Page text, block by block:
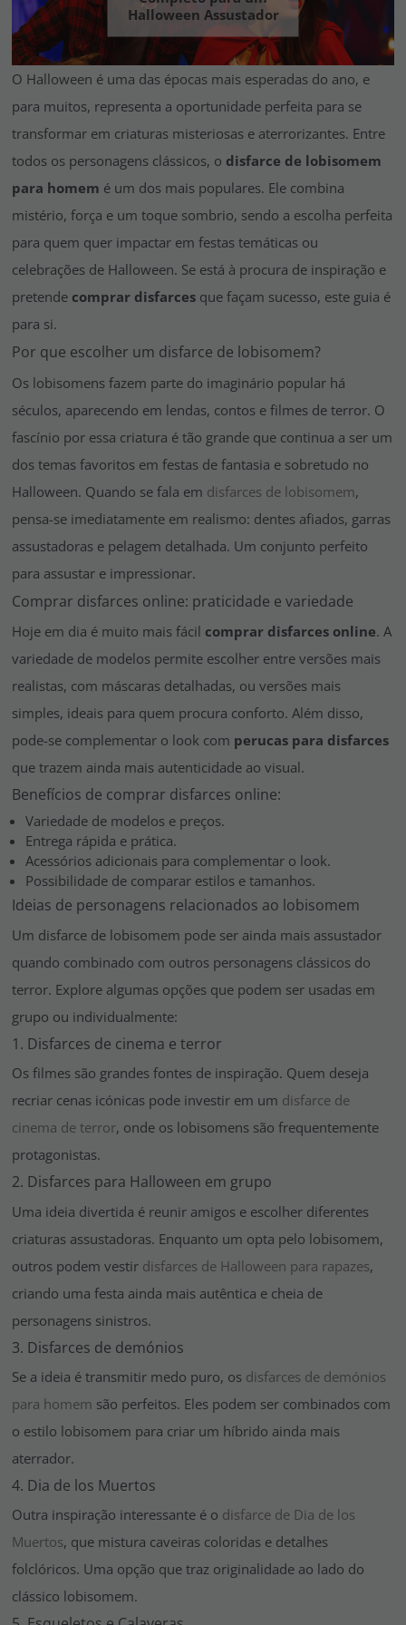
Vá em frente! Estávamos esperando por você.
CRIAR CONTA
Halloween Assustador
O Halloween é uma das épocas mais esperadas do ano, e
para muitos, representa a oportunidade perfeita para se
transformar em criaturas misteriosas e aterrorizantes. Entre
todos os personagens clássicos, o disfarce de lobisomem
para homem é um dos mais populares. Ele combina
mistério, força e um toque sombrio, sendo a escolha perfeita
para quem quer impactar em festas temáticas ou
celebrações de Halloween. Se está à procura de inspiração e
pretende comprar disfarces que façam sucesso, este guia é
para si.
Por que escolher um disfarce de lobisomem?
Os lobisomens fazem parte do imaginário popular há
séculos, aparecendo em lendas, contos e filmes de terror. O
fascínio por essa criatura é tão grande que continua a ser um
dos temas favoritos em festas de fantasia e sobretudo no
Halloween. Quando se fala em disfarces de lobisomem,
pensa-se imediatamente em realismo: dentes afiados, garras
assustadoras e pelagem detalhada. Um conjunto perfeito
para assustar e impressionar.
Comprar disfarces online: praticidade e variedade
Hoje em dia é muito mais fácil comprar disfarces online. A
variedade de modelos permite escolher entre versões mais
realistas, com máscaras detalhadas, ou versões mais
simples, ideais para quem procura conforto. Além disso,
pode-se complementar o look com perucas para disfarces
que trazem ainda mais autenticidade ao visual.
Benefícios de comprar disfarces online:
Variedade de modelos e preços.
Entrega rápida e prática.
Acessórios adicionais para complementar o look.
Possibilidade de comparar estilos e tamanhos.
Ideias de personagens relacionados ao lobisomem
Um disfarce de lobisomem pode ser ainda mais assustador
quando combinado com outros personagens clássicos do
terror. Explore algumas opções que podem ser usadas em
grupo ou individualmente:
1. Disfarces de cinema e terror
Os filmes são grandes fontes de inspiração. Quem deseja
recriar cenas icónicas pode investir em um disfarce de
cinema de terror, onde os lobisomens são frequentemente
protagonistas.
2. Disfarces para Halloween em grupo
Uma ideia divertida é reunir amigos e escolher diferentes
criaturas assustadoras. Enquanto um opta pelo lobisomem,
outros podem vestir disfarces de Halloween para rapazes,
criando uma festa ainda mais autêntica e cheia de
personagens sinistros.
3. Disfarces de demónios
Se a ideia é transmitir medo puro, os disfarces de demónios
para homem são perfeitos. Eles podem ser combinados com
o estilo lobisomem para criar um híbrido ainda mais
aterrador.
4. Dia de los Muertos
Outra inspiração interessante é o disfarce de Dia de los
Muertos, que mistura caveiras coloridas e detalhes
folclóricos. Uma opção que traz originalidade ao lado do
clássico lobisomem.